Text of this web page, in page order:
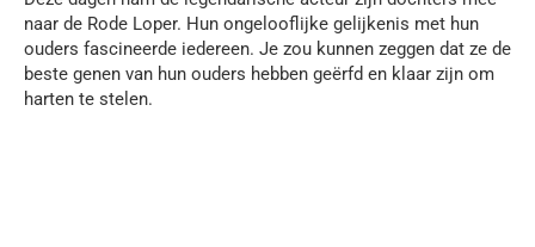
naar de Rode Loper. Hun ongelooflijke gelijkenis met hun
ouders fascineerde iedereen. Je zou kunnen zeggen dat ze de
beste genen van hun ouders hebben geërfd en klaar zijn om
harten te stelen.